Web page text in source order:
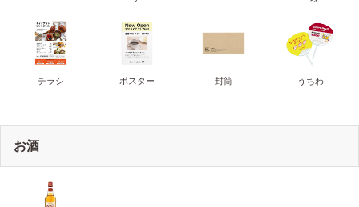
チラシ ポスター 封筒 うちわ
お酒